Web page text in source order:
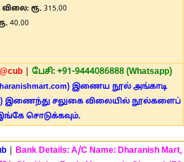
விலை: ரூ. 315.00
40.00
| பேசி: +91-9444086888 (Whatsapp)
இணைய நூல் அங்காடி
இணைந்து சலுகை விலையில் நூல்களைப்
சொடுக்கவும்.
Bank Details: A/C Name: Dharanish Mart,